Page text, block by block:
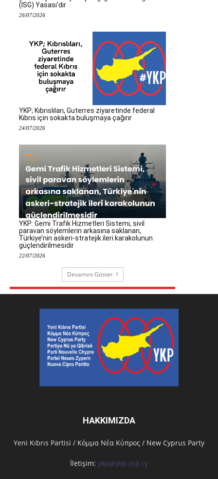
(İSG) Yasası’dır
26/07/2026
YKP; Kıbrıslıları, Guterres ziyaretinde federal
Kıbrıs için sokakta buluşmaya çağırır
24/07/2026
YKP: Gemi Trafik Hizmetleri Sistemi, sivil
paravan söylemlerin arkasına saklanan,
Türkiye’nin askeri-stratejik ileri karakolunun
güçlendirilmesidir
22/07/2026
Devamını Göster
HAKKIMIZDA
Υeni Kıbrıs Partisi / Κόμμα Νέα Κύπρος / New Cyprus Party
İletişim: ykp@ykp.org.cy